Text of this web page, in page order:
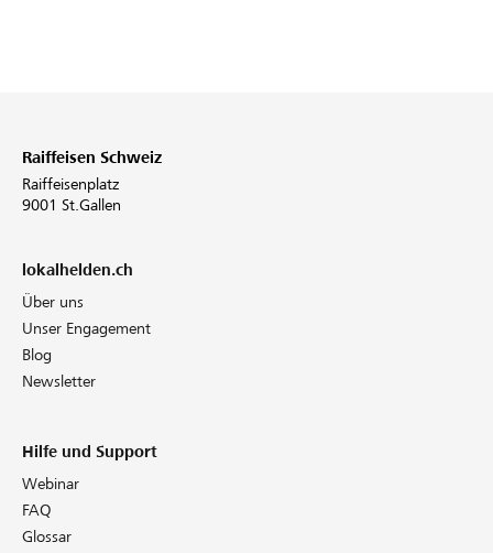
Raiffeisen Schweiz
Raiffeisenplatz
9001 St.Gallen
lokalhelden.ch
Über uns
Unser Engagement
Blog
Newsletter
Hilfe und Support
Webinar
FAQ
Glossar